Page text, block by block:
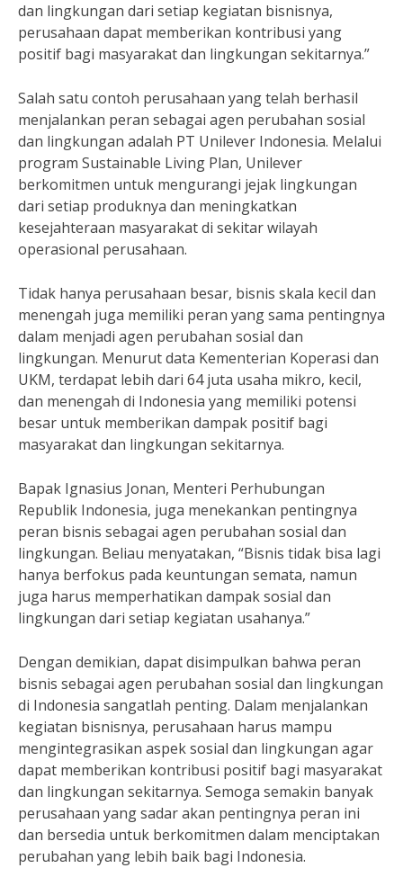
dan lingkungan dari setiap kegiatan bisnisnya,
perusahaan dapat memberikan kontribusi yang
positif bagi masyarakat dan lingkungan sekitarnya.”
Salah satu contoh perusahaan yang telah berhasil
menjalankan peran sebagai agen perubahan sosial
dan lingkungan adalah PT Unilever Indonesia. Melalui
program Sustainable Living Plan, Unilever
berkomitmen untuk mengurangi jejak lingkungan
dari setiap produknya dan meningkatkan
kesejahteraan masyarakat di sekitar wilayah
operasional perusahaan.
Tidak hanya perusahaan besar, bisnis skala kecil dan
menengah juga memiliki peran yang sama pentingnya
dalam menjadi agen perubahan sosial dan
lingkungan. Menurut data Kementerian Koperasi dan
UKM, terdapat lebih dari 64 juta usaha mikro, kecil,
dan menengah di Indonesia yang memiliki potensi
besar untuk memberikan dampak positif bagi
masyarakat dan lingkungan sekitarnya.
Bapak Ignasius Jonan, Menteri Perhubungan
Republik Indonesia, juga menekankan pentingnya
peran bisnis sebagai agen perubahan sosial dan
lingkungan. Beliau menyatakan, “Bisnis tidak bisa lagi
hanya berfokus pada keuntungan semata, namun
juga harus memperhatikan dampak sosial dan
lingkungan dari setiap kegiatan usahanya.”
Dengan demikian, dapat disimpulkan bahwa peran
bisnis sebagai agen perubahan sosial dan lingkungan
di Indonesia sangatlah penting. Dalam menjalankan
kegiatan bisnisnya, perusahaan harus mampu
mengintegrasikan aspek sosial dan lingkungan agar
dapat memberikan kontribusi positif bagi masyarakat
dan lingkungan sekitarnya. Semoga semakin banyak
perusahaan yang sadar akan pentingnya peran ini
dan bersedia untuk berkomitmen dalam menciptakan
perubahan yang lebih baik bagi Indonesia.